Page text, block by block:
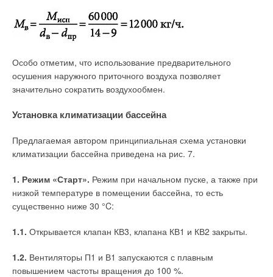
Особо отметим, что использование предварительного
осушения наружного приточного воздуха позволяет
значительно сократить воздухообмен.
Установка климатизации бассейна
Предлагаемая автором принципиальная схема установки
климатизации бассейна приведена на рис. 7.
1. Режим «Старт». Режим при начальном пуске, а также при
низкой температуре в помещении бассейна, то есть
существенно ниже 30 °C:
1.1. Открывается клапан КВ3, клапана КВ1 и КВ2 закрыты.
1.2. Вентиляторы П1 и В1 запускаются с плавным
повышением частоты вращения до 100 %.